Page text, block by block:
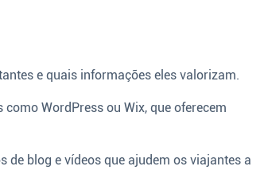
e quais informações eles valorizam.
WordPress ou Wix, que oferecem
de blog e vídeos que ajudem os viajantes a